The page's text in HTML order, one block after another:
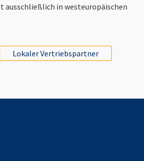
ausschließlich in westeuropäischen
Lokaler Vertriebspartner